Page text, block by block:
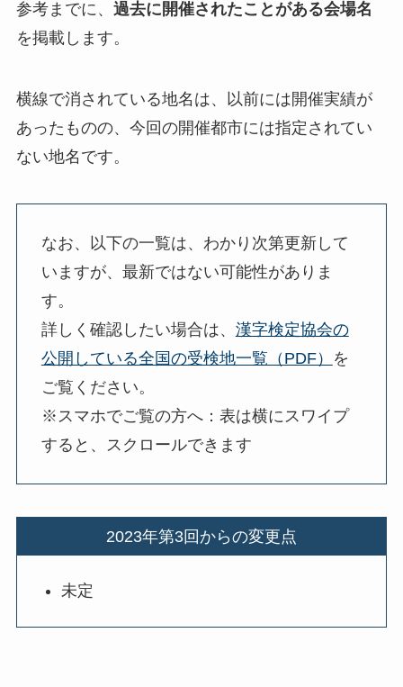
参考までに、 過去に開催されたことがある会場名
を掲載します。
横線で消されている地名は、以前には開催実績が
あったものの、今回の開催都市には指定されてい
ない地名です。
なお、以下の一覧は、わかり次第更新して
いますが、最新ではない可能性がありま
す。
詳しく確認したい場合は、 漢字検定協会の
公開している全国の受検地一覧（PDF）
を
ご覧ください。
※スマホでご覧の方へ：表は横にスワイプ
すると、スクロールできます
2023年第3回からの変更点
未定